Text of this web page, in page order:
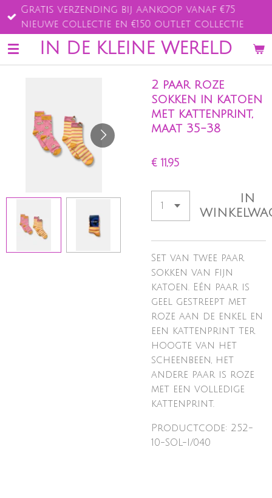
Ga
direct
naar
de
IN DE KLEINE WERELD
Gratis verzending bij aankoop vanaf €75
nieuwe collectie en €150 outlet collectie
2 paar roze
sokken in katoen
met kattenprint,
maat 35-38
€ 11,95
IN
Set van twee paar
sokken van fijn
katoen. Eén paar is
geel gestreept met
roze aan de enkel en
een kattenprint ter
hoogte van het
scheenbeen, het
andere paar is roze
met een volledige
kattenprint.
Productcode: 252-
10-SOL-I/040